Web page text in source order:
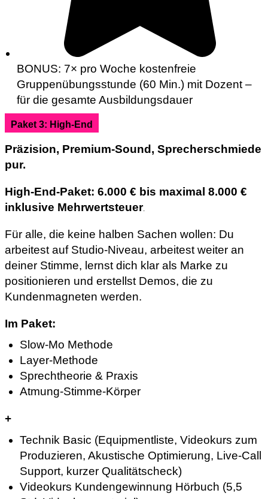
BONUS: 7× pro Woche kostenfreie
Gruppenübungsstunde (60 Min.) mit Dozent –
für die gesamte Ausbildungsdauer
Paket 3: High-End
Präzision, Premium-Sound, Sprecherschmiede
pur.
High-End-Paket: 6.000 € bis maximal 8.000 €
inklusive Mehrwertsteuer.
Für alle, die keine halben Sachen wollen: Du
arbeitest auf Studio-Niveau, arbeitest weiter an
deiner Stimme, lernst dich klar als Marke zu
positionieren und erstellst Demos, die zu
Kundenmagneten werden.
Im Paket:
Slow-Mo Methode
Layer-Methode
Sprechtheorie & Praxis
Atmung-Stimme-Körper
+
Technik Basic (Equipmentliste, Videokurs zum
Produzieren, Akustische Optimierung, Live-Call
Support, kurzer Qualitätscheck)
Videokurs Kundengewinnung Hörbuch (5,5